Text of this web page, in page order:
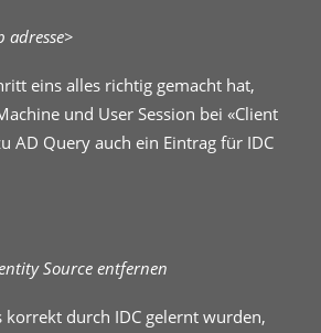
eins alles richtig gemacht hat,
und User Session bei «Client
AD Query auch ein Eintrag für IDC
Source entfernen
korrekt durch IDC gelernt wurden,